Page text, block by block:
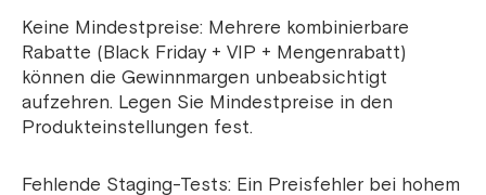
Keine Mindestpreise: Mehrere kombinierbare
Rabatte (Black Friday + VIP + Mengenrabatt)
können die Gewinnmargen unbeabsichtigt
aufzehren. Legen Sie Mindestpreise in den
Produkteinstellungen fest.
Fehlende Staging-Tests: Ein Preisfehler bei hohem